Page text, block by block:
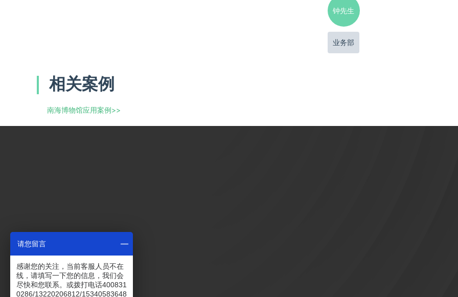
钟先生
业务部
相关案例
南海博物馆应用案例>>
请您留言
感谢您的关注，当前客服人员不在
线，请填写一下您的信息，我们会
尽快和您联系。或拨打电话400831
0286/13220206812/15340583648